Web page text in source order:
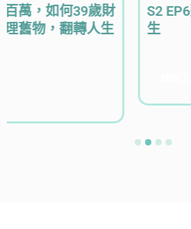
S2 EP6整理煉金術：開啟
生
4